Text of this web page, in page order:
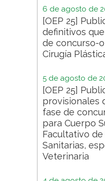
6 de agosto de
[OEP 25]
definitivos
de concurso-
Cirugía
5 de agosto de
[OEP 25]
provisionales
fase de
para Cuerpo
Facultativo
Sanitarias,
Veterinaria